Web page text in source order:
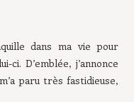
dans ma vie pour
D’emblée, j’annonce
paru très fastidieuse,